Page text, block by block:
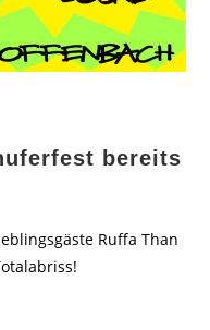
bereits
Ruffa Than